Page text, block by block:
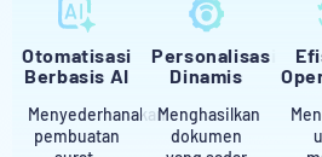
Otomatisasi
Berbasis AI
Menyederhanakan
pembuatan
Personalisasi
Dinamis
Menghasilkan
dokumen